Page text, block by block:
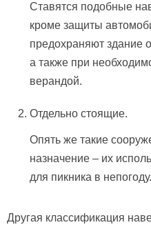
Ставятся подобные
кроме защиты
предохраняют здание
а также при
верандой.
Отдельно стоящие.
Опять же такие
назначение – их
для пикника в непогоду.
Другая классификация